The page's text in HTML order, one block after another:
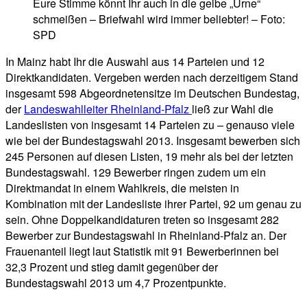
Eure Stimme könnt Ihr auch in die gelbe „Urne“
schmeißen – Briefwahl wird immer beliebter! – Foto:
SPD
In Mainz habt Ihr die Auswahl aus 14 Parteien und 12
Direktkandidaten. Vergeben werden nach derzeitigem Stand
insgesamt 598 Abgeordnetensitze im Deutschen Bundestag,
derLandeswahlleiter Rheinland-Pfalz ließ zur Wahl die
Landeslisten von insgesamt 14 Parteien zu – genauso viele
wie bei der Bundestagswahl 2013. Insgesamt bewerben sich
245 Personen auf diesen Listen, 19 mehr als bei der letzten
Bundestagswahl. 129 Bewerber ringen zudem um ein
Direktmandat in einem Wahlkreis, die meisten in
Kombination mit der Landesliste ihrer Partei, 92 um genau zu
sein. Ohne Doppelkandidaturen treten so insgesamt 282
Bewerber zur Bundestagswahl in Rheinland-Pfalz an. Der
Frauenanteil liegt laut Statistik mit 91 Bewerberinnen bei
32,3 Prozent und stieg damit gegenüber der
Bundestagswahl 2013 um 4,7 Prozentpunkte.